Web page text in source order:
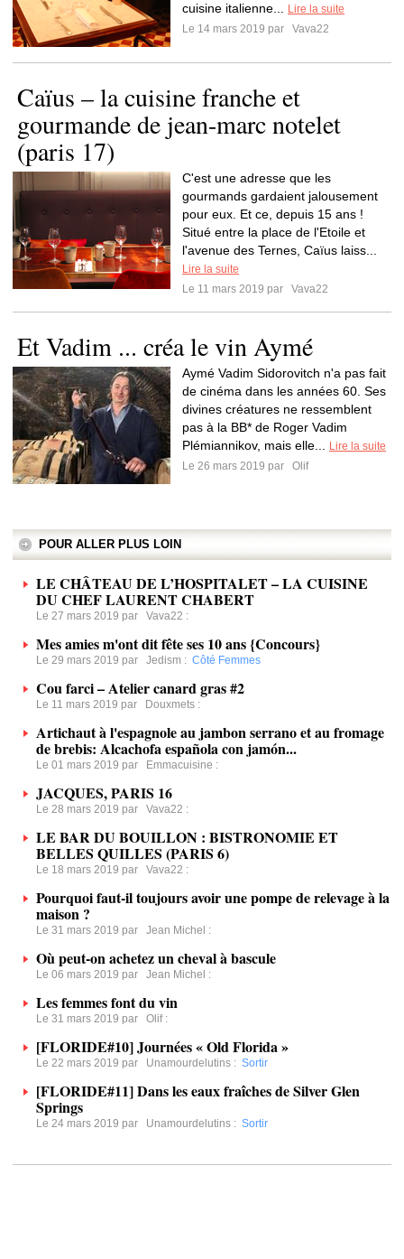
cuisine italienne...
Lire la suite
Le 14 mars 2019 par
Vava22
Caïus – la cuisine franche et
gourmande de jean-marc notelet
(paris 17)
C'est une adresse que les
gourmands gardaient jalousement
pour eux. Et ce, depuis 15 ans !
Situé entre la place de l'Etoile et
l'avenue des Ternes, Caïus laiss...
Lire la suite
Le 11 mars 2019 par
Vava22
Et Vadim ... créa le vin Aymé
Aymé Vadim Sidorovitch n'a pas fait
de cinéma dans les années 60. Ses
divines créatures ne ressemblent
pas à la BB* de Roger Vadim
Plémiannikov, mais elle...
Lire la suite
Le 26 mars 2019 par
Olif
POUR ALLER PLUS LOIN
LE CHÂTEAU DE L’HOSPITALET – LA CUISINE
DU CHEF LAURENT CHABERT
Le 27 mars 2019 par Vava22 :
Mes amies m'ont dit fête ses 10 ans {Concours}
Le 29 mars 2019 par Jedism : Côté Femmes
Cou farci – Atelier canard gras #2
Le 11 mars 2019 par Douxmets :
Artichaut à l'espagnole au jambon serrano et au fromage
de brebis: Alcachofa española con jamón...
Le 01 mars 2019 par Emmacuisine :
JACQUES, PARIS 16
Le 28 mars 2019 par Vava22 :
LE BAR DU BOUILLON : BISTRONOMIE ET
BELLES QUILLES (PARIS 6)
Le 18 mars 2019 par Vava22 :
Pourquoi faut-il toujours avoir une pompe de relevage à la
maison ?
Le 31 mars 2019 par Jean Michel :
Où peut-on achetez un cheval à bascule
Le 06 mars 2019 par Jean Michel :
Les femmes font du vin
Le 31 mars 2019 par Olif:
[FLORIDE#10] Journées « Old Florida »
Le 22 mars 2019 par Unamourdelutins : Sortir
[FLORIDE#11] Dans les eaux fraîches de Silver Glen
Springs
Le 24 mars 2019 par Unamourdelutins : Sortir